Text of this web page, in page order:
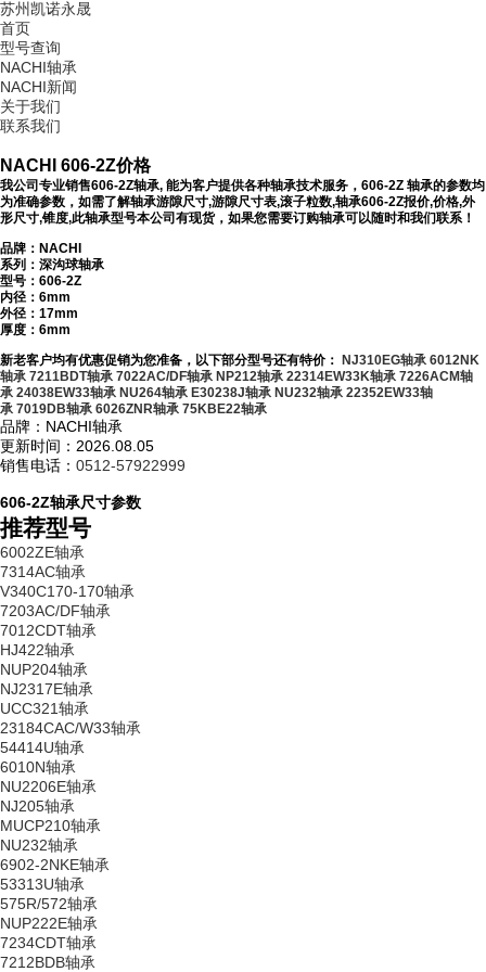
苏州凯诺永晟
首页
型号查询
NACHI轴承
NACHI新闻
关于我们
联系我们
NACHI 606-2Z价格
我公司专业销售606-2Z轴承, 能为客户提供各种轴承技术服务，606-2Z 轴承的参数均
为准确参数，如需了解轴承游隙尺寸,游隙尺寸表,滚子粒数,轴承606-2Z报价,价格,外
形尺寸,锥度,此轴承型号本公司有现货，如果您需要订购轴承可以随时和我们联系！
品牌：NACHI
系列：深沟球轴承
型号： 606-2Z
内径：6mm
外径：17mm
厚度：6mm
新老客户均有优惠促销为您准备，以下部分型号还有特价： NJ310EG轴承 6012NK
轴承 7211BDT轴承 7022AC/DF轴承 NP212轴承 22314EW33K轴承 7226ACM轴
承 24038EW33轴承 NU264轴承 E30238J轴承 NU232轴承 22352EW33轴
承 7019DB轴承 6026ZNR轴承 75KBE22轴承
品牌：NACHI轴承
更新时间：2026.08.05
销售电话： 0512-57922999
606-2Z轴承尺寸参数
推荐型号
6002ZE轴承
7314AC轴承
V340C170-170轴承
7203AC/DF轴承
7012CDT轴承
HJ422轴承
NUP204轴承
NJ2317E轴承
UCC321轴承
23184CAC/W33轴承
54414U轴承
6010N轴承
NU2206E轴承
NJ205轴承
MUCP210轴承
NU232轴承
6902-2NKE轴承
53313U轴承
575R/572轴承
NUP222E轴承
7234CDT轴承
7212BDB轴承